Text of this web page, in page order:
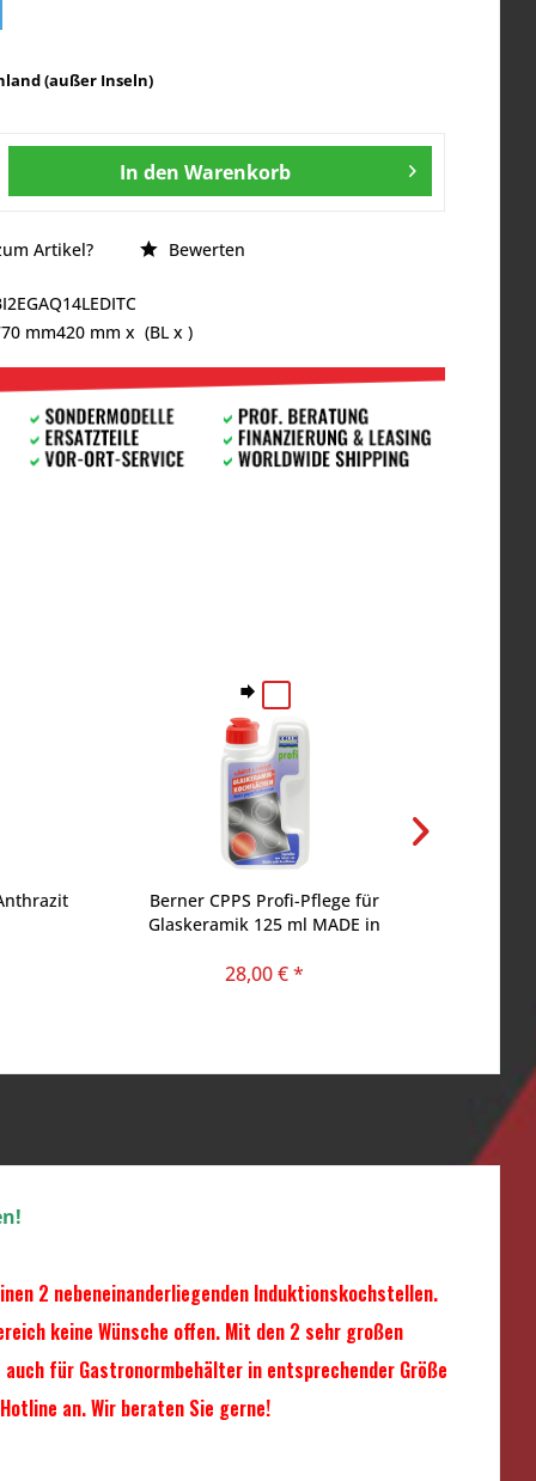
(außer Inseln)
In den Warenkorb
Artikel? Bewerten
mm420 mm x (BL x )
Berner CPPS Profi-Pflege für
Glaskeramik 125 ml MADE in
28,00 € *
2 nebeneinanderliegenden Induktionskochstellen.
keine Wünsche offen. Mit den 2 sehr großen
für Gastronormbehälter in entsprechender Größe
an. Wir beraten Sie gerne!